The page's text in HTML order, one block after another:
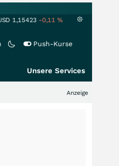
1,15423 -0,11 %
Push-Kurse
Unsere Services
Anzeige